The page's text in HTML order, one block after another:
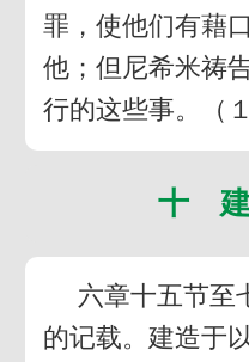
罪，使他们有藉
他；但尼希米祷
行的这些事。（
十 建
六章十五节至
的记载。建造于